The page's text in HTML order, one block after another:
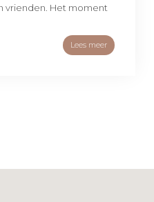
vrienden. Het moment
Lees meer